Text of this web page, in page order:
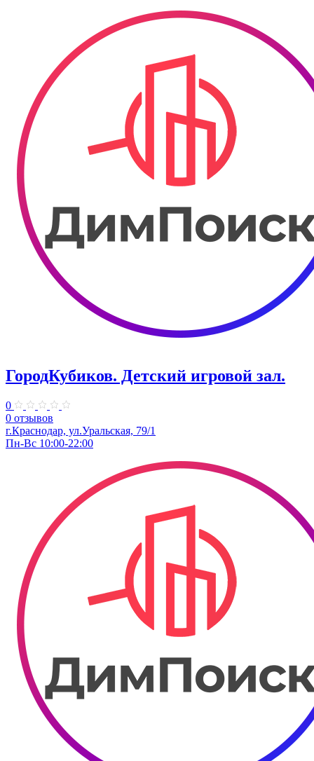
ГородКубиков. ​Детский игровой зал.
0
0 отзывов
г.Краснодар, ​ул.Уральская, 79/1
Пн-Вс 10:00-22:00